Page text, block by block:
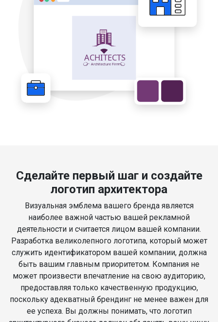
Сделайте первый шаг и создайте
логотип архитектора
Визуальная эмблема вашего бренда является
наиболее важной частью вашей рекламной
деятельности и считается лицом вашей компании.
Разработка великолепного логотипа, который может
служить идентификатором вашей компании, должна
быть вашим главным приоритетом. Компания не
может произвести впечатление на свою аудиторию,
предоставляя только качественную продукцию,
поскольку адекватный брендинг не менее важен для
ее успеха. Вы должны понимать, что логотип